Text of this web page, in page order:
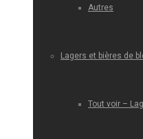
Autres
Lagers et bières de
Tout voir –